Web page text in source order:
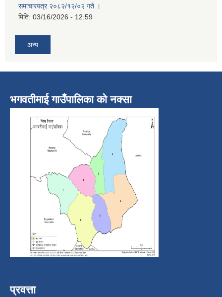
समाचारपत्र २०८२/१२/०२ गते ।
मिति: 03/16/2026 - 12:59
अन्य
भगवतीमाई गाउँपालिका को नक्सा
प्रवत्ता